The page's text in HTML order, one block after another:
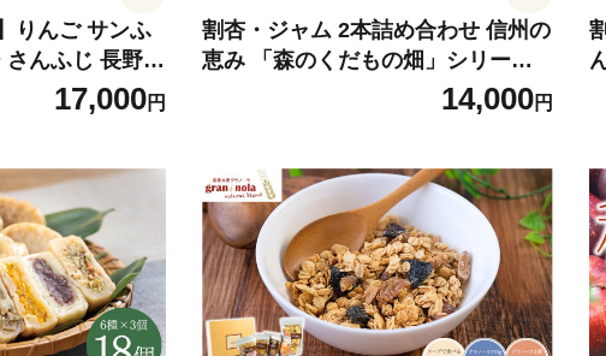
りんご サンふ
プル ふじ フジ
ルーツ 産地直
17,000円
割杏・ジャム 2本詰め合わせ 信州の
恵み 「森のくだもの畑」シリーズ
わり杏 あんず りんご ジャム シラッ
プ漬け 詰合せ 詰合わせ 詰め合わせ
14,000円